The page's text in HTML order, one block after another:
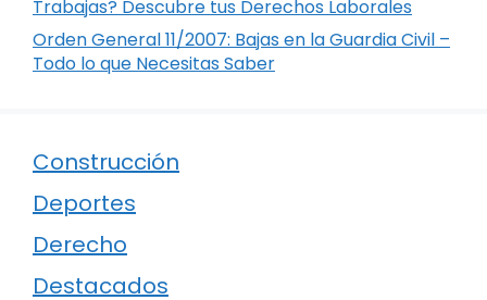
Trabajas? Descubre tus Derechos Laborales
Orden General 11/2007: Bajas en la Guardia Civil –
Todo lo que Necesitas Saber
Construcción
Deportes
Derecho
Destacados